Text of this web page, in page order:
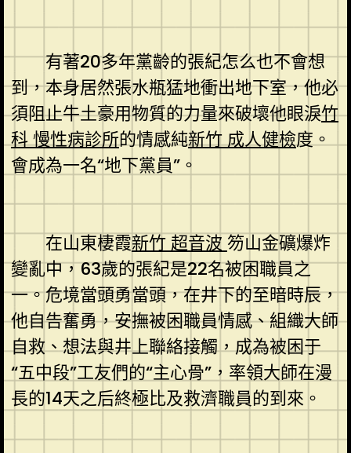
有著20多年黨齡的張紀怎么也不會想
到，本身居然張水瓶猛地衝出地下室，他必
須阻止牛土豪用物質的力量來破壞他眼淚竹
科 慢性病診所的情感純新竹 成人健檢度。
會成為一名“地下黨員”。
在山東棲霞新竹 超音波 笏山金礦爆炸
變亂中，63歲的張紀是22名被困職員之
一。危境當頭勇當頭，在井下的至暗時辰，
他自告奮勇，安撫被困職員情感、組織大師
自救、想法與井上聯絡接觸，成為被困于
“五中段”工友們的“主心骨”，率領大師在漫
長的14天之后終極比及救濟職員的到來。